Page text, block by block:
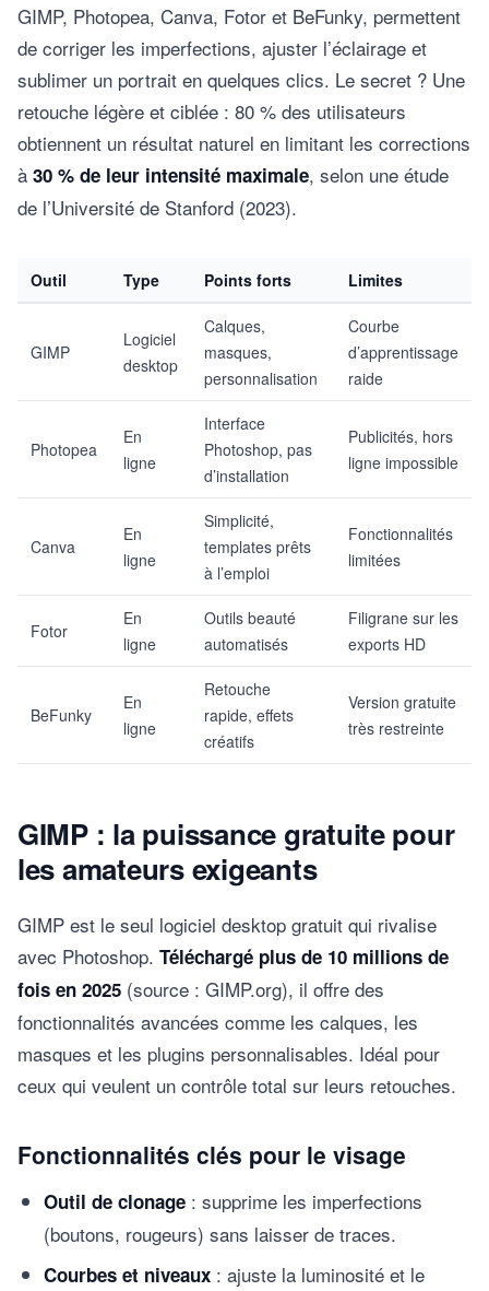
GIMP, Photopea, Canva, Fotor et BeFunky, permettent
de corriger les imperfections, ajuster l’éclairage et
sublimer un portrait en quelques clics. Le secret ? Une
retouche légère et ciblée : 80 % des utilisateurs
obtiennent un résultat naturel en limitant les corrections
à 30 % de leur intensité maximale, selon une étude
de l’Université de Stanford (2023).
Outil Type Points forts Limites
GIMP
Logiciel
desktop
Calques,
masques,
personnalisation
Courbe
d’apprentissage
raide
Photopea
En
ligne
Interface
Photoshop, pas
d’installation
Publicités, hors
ligne impossible
Canva
En
ligne
Simplicité,
templates prêts
à l’emploi
Fonctionnalités
limitées
Fotor
En
ligne
Outils beauté
automatisés
Filigrane sur les
exports HD
BeFunky
En
ligne
Retouche
rapide, effets
créatifs
Version gratuite
très restreinte
GIMP : la puissance gratuite pour
les amateurs exigeants
GIMP est le seul logiciel desktop gratuit qui rivalise
avec Photoshop. Téléchargé plus de 10 millions de
fois en 2025 (source : GIMP.org), il offre des
fonctionnalités avancées comme les calques, les
masques et les plugins personnalisables. Idéal pour
ceux qui veulent un contrôle total sur leurs retouches.
Fonctionnalités clés pour le visage
Outil de clonage : supprime les imperfections
(boutons, rougeurs) sans laisser de traces.
Courbes et niveaux : ajuste la luminosité et le